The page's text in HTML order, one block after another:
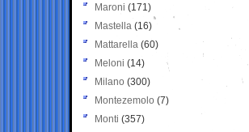
Maroni (171)
Mastella (16)
Mattarella (60)
Meloni (14)
Milano (300)
Montezemolo (7)
Monti (357)